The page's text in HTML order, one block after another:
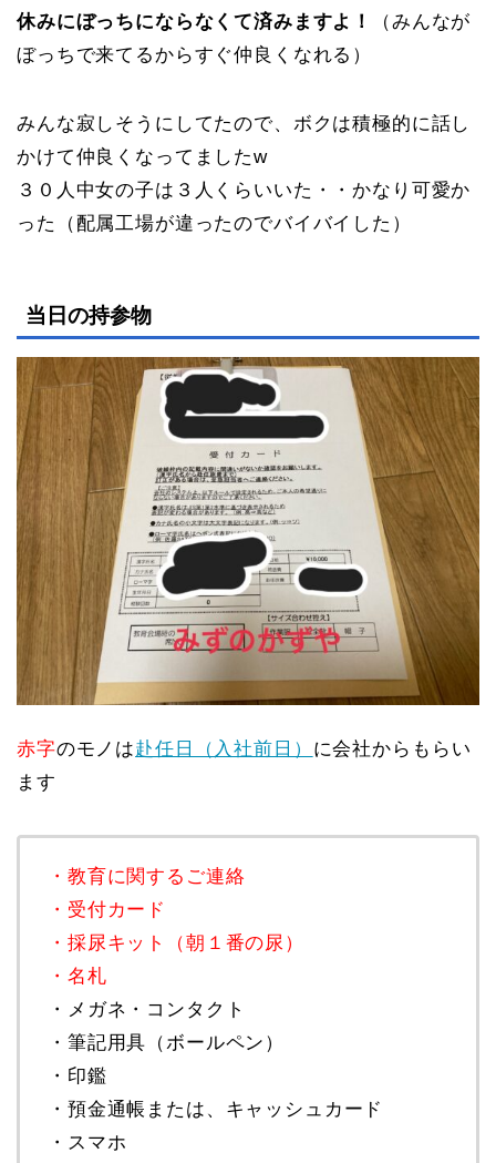
休みにぼっちにならなくて済みますよ！
（みんなが
ぼっちで来てるからすぐ仲良くなれる）
みんな寂しそうにしてたので、ボクは積極的に話し
かけて仲良くなってましたw
３０人中女の子は３人くらいいた・・かなり可愛か
った（配属工場が違ったのでバイバイした）
当日の持参物
赤字のモノは赴任日（入社前日） に会社からもらい
ます
・教育に関するご連絡
・受付カード
・採尿キット（朝１番の尿）
・名札
・メガネ・コンタクト
・筆記用具（ボールペン）
・印鑑
・預金通帳または、キャッシュカード
・スマホ